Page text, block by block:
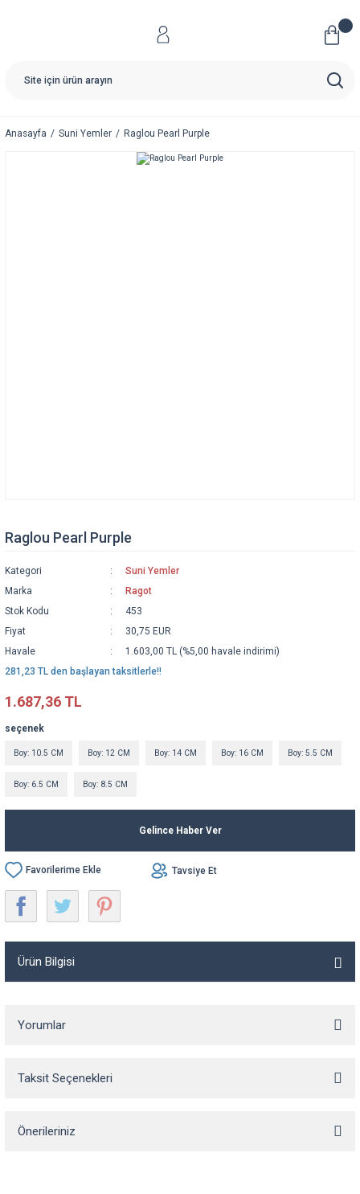
Anasayfa Suni Yemler Raglou Pearl Purple
Raglou Pearl Purple
Kategori
Suni Yemler
Marka
Ragot
Stok Kodu
453
Fiyat
30,75 EUR
Havale
1.603,00 TL (%5,00 havale indirimi)
281,23 TL den başlayan taksitlerle!!
1.687,36 TL
seçenek
Boy: 10.5 CM Boy: 12 CM Boy: 14 CM Boy: 16 CM Boy: 5.5 CM
Boy: 6.5 CM Boy: 8.5 CM
Gelince Haber Ver
Tavsiye Et
Ürün Bilgisi
Yorumlar
Taksit Seçenekleri
Önerileriniz